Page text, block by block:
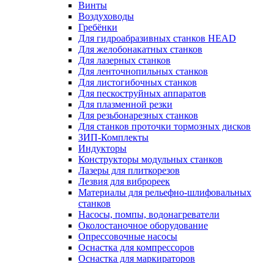
Винты
Воздуховоды
Гребёнки
Для гидроабразивных станков HEAD
Для желобонакатных станков
Для лазерных станков
Для ленточнопильных станков
Для листогибочных станков
Для пескоструйных аппаратов
Для плазменной резки
Для резьбонарезных станков
Для станков проточки тормозных дисков
ЗИП-Комплекты
Индукторы
Конструкторы модульных станков
Лазеры для плиткорезов
Лезвия для виброреек
Материалы для рельефно-шлифовальных
станков
Насосы, помпы, водонагреватели
Околостаночное оборудование
Опрессовочные насосы
Оснастка для компрессоров
Оснастка для маркираторов